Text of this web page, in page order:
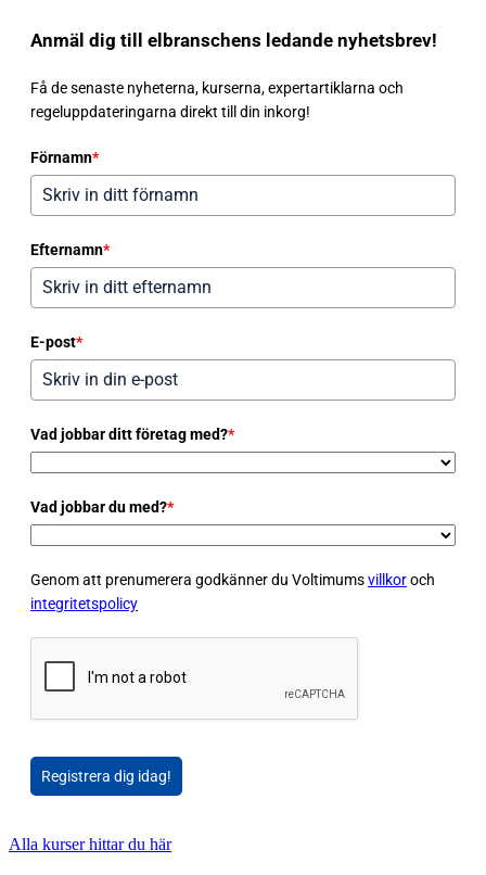
Anmäl dig till elbranschens ledande nyhetsbrev!
Få de senaste nyheterna, kurserna, expertartiklarna och
regeluppdateringarna direkt till din inkorg!
Förnamn*
Efternamn*
E-post*
Vad jobbar ditt företag med?*
Vad jobbar du med?*
Genom att prenumerera godkänner du Voltimumsvillkoroch
integritetspolicy
Registrera dig idag!
Alla kurser hittar du här